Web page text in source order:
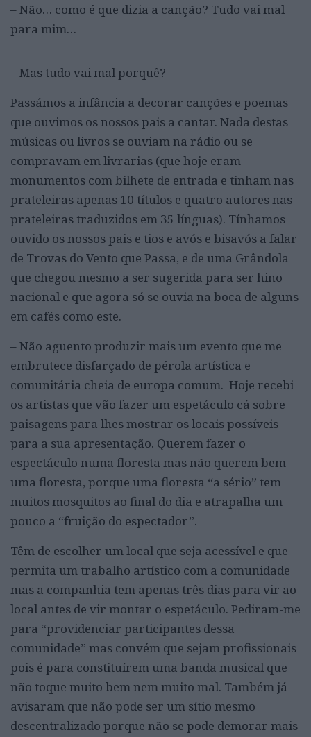
– Não… como é que dizia a canção? Tudo vai mal
para mim…
– Mas tudo vai mal porquê?
Passámos a infância a decorar canções e poemas
que ouvimos os nossos pais a cantar. Nada destas
músicas ou livros se ouviam na rádio ou se
compravam em livrarias (que hoje eram
monumentos com bilhete de entrada e tinham nas
prateleiras apenas 10 títulos e quatro autores nas
prateleiras traduzidos em 35 línguas). Tínhamos
ouvido os nossos pais e tios e avós e bisavós a falar
de Trovas do Vento que Passa, e de uma Grândola
que chegou mesmo a ser sugerida para ser hino
nacional e que agora só se ouvia na boca de alguns
em cafés como este.
– Não aguento produzir mais um evento que me
embrutece disfarçado de pérola artística e
comunitária cheia de europa comum. Hoje recebi
os artistas que vão fazer um espetáculo cá sobre
paisagens para lhes mostrar os locais possíveis
para a sua apresentação. Querem fazer o
espectáculo numa floresta mas não querem bem
uma floresta, porque uma floresta “a sério” tem
muitos mosquitos ao final do dia e atrapalha um
pouco a “fruição do espectador”.
Têm de escolher um local que seja acessível e que
permita um trabalho artístico com a comunidade
mas a companhia tem apenas três dias para vir ao
local antes de vir montar o espetáculo. Pediram-me
para “providenciar participantes dessa
comunidade” mas convém que sejam profissionais
pois é para constituírem uma banda musical que
não toque muito bem nem muito mal. Também já
avisaram que não pode ser um sítio mesmo
descentralizado porque não se pode demorar mais